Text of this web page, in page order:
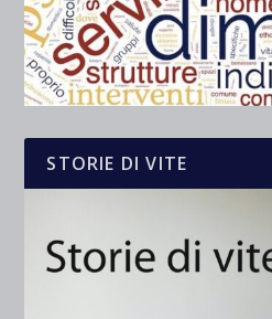
STORIE DI VITE